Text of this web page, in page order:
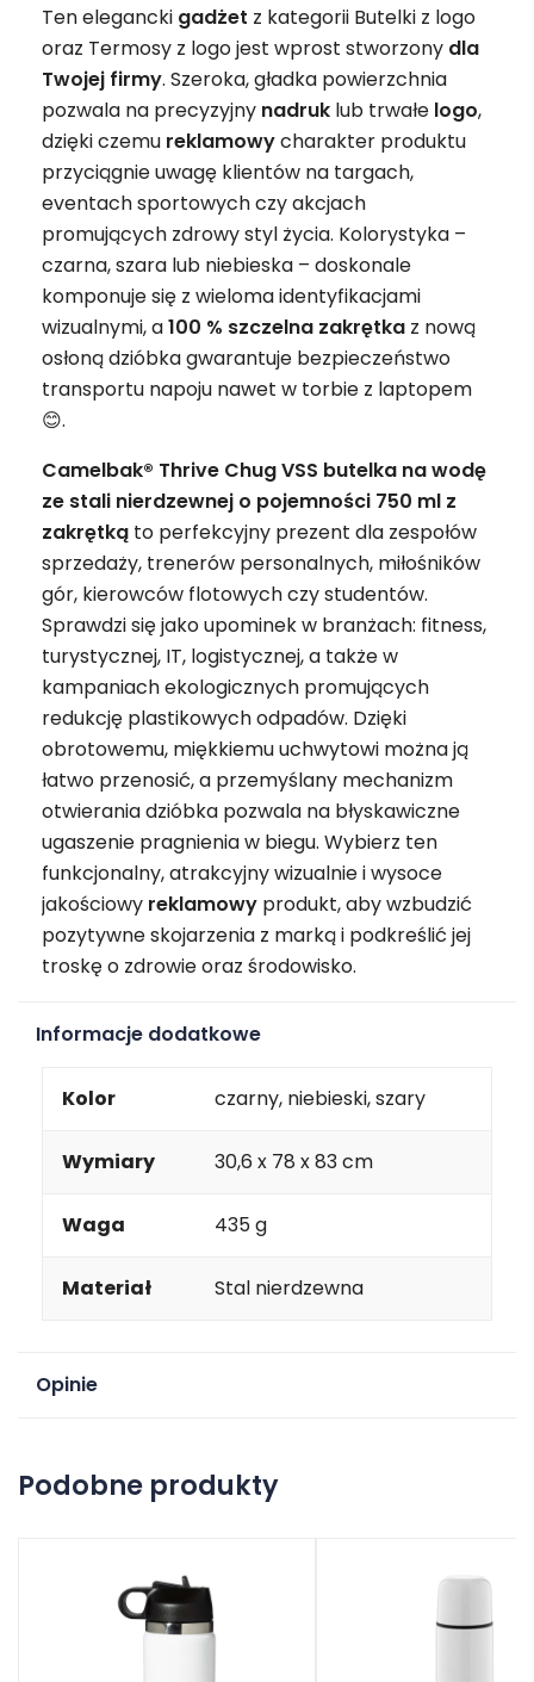
Ten elegancki gadżet z kategorii Butelki z logo
oraz Termosy z logo jest wprost stworzony dla
Twojej firmy. Szeroka, gładka powierzchnia
pozwala na precyzyjny nadruk lub trwałe logo,
dzięki czemu reklamowycharakter produktu
przyciągnie uwagę klientów na targach,
eventach sportowych czy akcjach
promujących zdrowy styl życia. Kolorystyka –
czarna, szara lub niebieska – doskonale
komponuje się z wieloma identyfikacjami
wizualnymi, a100 % szczelna zakrętka z nową
osłoną dzióbka gwarantuje bezpieczeństwo
transportu napoju nawet w torbie z laptopem
😊.
Camelbak® Thrive Chug VSS butelka na wodę
ze stali nierdzewnej o pojemności 750 ml z
zakrętką to perfekcyjny prezent dla zespołów
sprzedaży, trenerów personalnych, miłośników
gór, kierowców flotowych czy studentów.
Sprawdzi się jako upominek w branżach: fitness,
turystycznej, IT, logistycznej, a także w
kampaniach ekologicznych promujących
redukcję plastikowych odpadów. Dzięki
obrotowemu, miękkiemu uchwytowi można ją
łatwo przenosić, a przemyślany mechanizm
otwierania dzióbka pozwala na błyskawiczne
ugaszenie pragnienia w biegu. Wybierz ten
funkcjonalny, atrakcyjny wizualnie i wysoce
jakościowy reklamowy produkt, aby wzbudzić
pozytywne skojarzenia z marką i podkreślić jej
troskę o zdrowie oraz środowisko.
Informacje dodatkowe
Kolor czarny, niebieski, szary
Wymiary 30,6 x 78 x 83 cm
Waga 435 g
Materiał Stal nierdzewna
Opinie
Podobne produkty